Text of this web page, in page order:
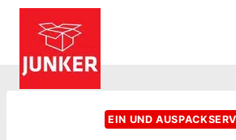
Zum
Inhalt
springen
EIN UND